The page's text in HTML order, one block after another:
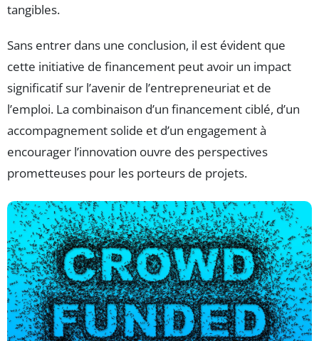
tangibles.
Sans entrer dans une conclusion, il est évident que
cette initiative de financement peut avoir un impact
significatif sur l’avenir de l’entrepreneuriat et de
l’emploi. La combinaison d’un financement ciblé, d’un
accompagnement solide et d’un engagement à
encourager l’innovation ouvre des perspectives
prometteuses pour les porteurs de projets.